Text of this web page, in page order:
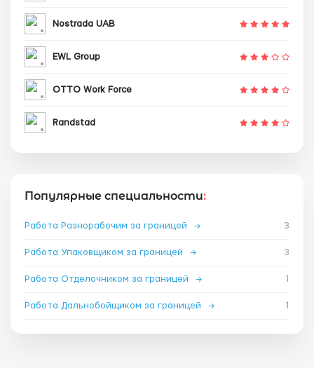
Nostrada UAB
EWL Group
OTTO Work Force
Randstad
Популярные специальности:
Работа Разнорабочим за границей → 3
Работа Упаковщиком за границей → 3
Работа Отделочником за границей → 1
Работа Дальнобойщиком за границей → 1